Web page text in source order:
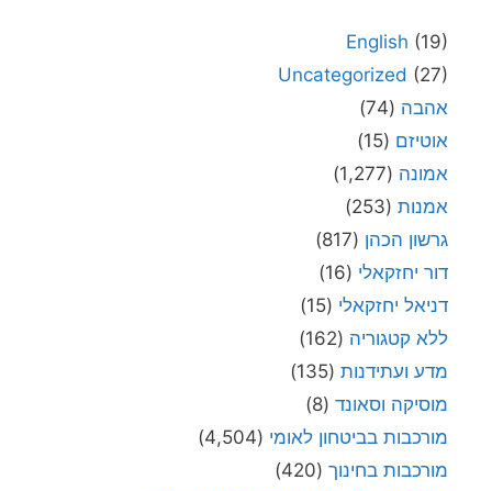
English (19)
Uncategorized (27)
אהבה (74)
אוטיזם (15)
אמונה (1,277)
אמנות (253)
גרשון הכהן (817)
דור יחזקאלי (16)
דניאל יחזקאלי (15)
ללא קטגוריה (162)
מדע ועתידנות (135)
מוסיקה וסאונד (8)
מורכבות בביטחון לאומי (4,504)
מורכבות בחינוך (420)